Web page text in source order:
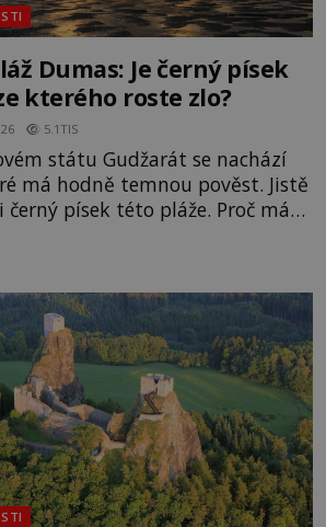
Dumas: Je černý písek
kterého roste zlo?
5.1TIS
státu Gudžarát se nachází
má hodně temnou pověst. Jistě
písek této pláže. Proč má
Nakolik jsou
že zde došlo k nevysvětlitelným
na pláž Dumas ve městě